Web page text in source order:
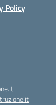
Policy